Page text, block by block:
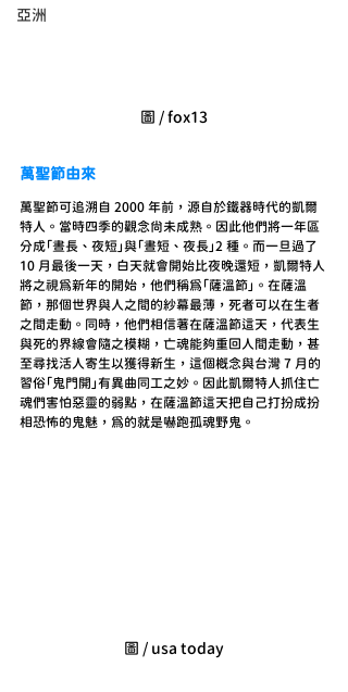
亞洲
圖 / fox13
萬聖節由來
萬聖節可追溯自 2000 年前，源自於鐵器時代的凱爾
特人。當時四季的觀念尚未成熟。因此他們將一年區
分成「晝長、夜短」與「晝短、夜長」2 種。而一旦過了
10 月最後一天，白天就會開始比夜晚還短，凱爾特人
將之視為新年的開始，他們稱為「薩溫節」。在薩溫
節，那個世界與人之間的紗幕最薄，死者可以在生者
之間走動。同時，他們相信著在薩溫節這天，代表生
與死的界線會隨之模糊，亡魂能夠重回人間走動，甚
至尋找活人寄生以獲得新生，這個概念與台灣 7 月的
習俗「鬼門開」有異曲同工之妙。因此凱爾特人抓住亡
魂們害怕惡靈的弱點，在薩溫節這天把自己打扮成扮
相恐怖的鬼魅，為的就是嚇跑孤魂野鬼。
圖 / usa today